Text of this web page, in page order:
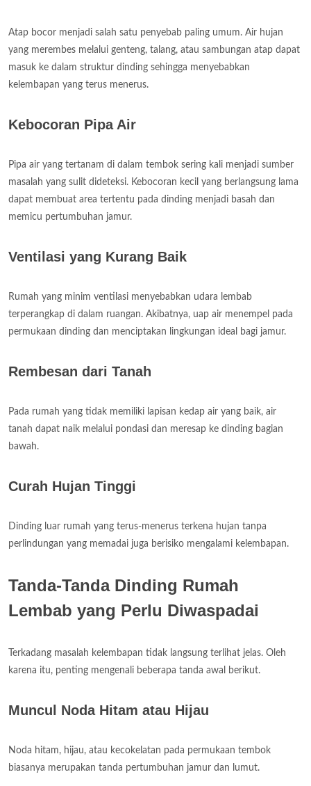
Atap bocor menjadi salah satu penyebab paling umum. Air hujan
yang merembes melalui genteng, talang, atau sambungan atap dapat
masuk ke dalam struktur dinding sehingga menyebabkan
kelembapan yang terus menerus.
Kebocoran Pipa Air
Pipa air yang tertanam di dalam tembok sering kali menjadi sumber
masalah yang sulit dideteksi. Kebocoran kecil yang berlangsung lama
dapat membuat area tertentu pada dinding menjadi basah dan
memicu pertumbuhan jamur.
Ventilasi yang Kurang Baik
Rumah yang minim ventilasi menyebabkan udara lembab
terperangkap di dalam ruangan. Akibatnya, uap air menempel pada
permukaan dinding dan menciptakan lingkungan ideal bagi jamur.
Rembesan dari Tanah
Pada rumah yang tidak memiliki lapisan kedap air yang baik, air
tanah dapat naik melalui pondasi dan meresap ke dinding bagian
bawah.
Curah Hujan Tinggi
Dinding luar rumah yang terus-menerus terkena hujan tanpa
perlindungan yang memadai juga berisiko mengalami kelembapan.
Tanda-Tanda Dinding Rumah
Lembab yang Perlu Diwaspadai
Terkadang masalah kelembapan tidak langsung terlihat jelas. Oleh
karena itu, penting mengenali beberapa tanda awal berikut.
Muncul Noda Hitam atau Hijau
Noda hitam, hijau, atau kecokelatan pada permukaan tembok
biasanya merupakan tanda pertumbuhan jamur dan lumut.